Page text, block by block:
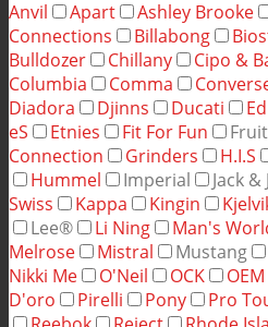
Anvil
Apart Ashley Brooke
Connections
Billabong
Bulldozer
Chillany Cipo &
Columbia
Comma
Diadora
Djinns Ducati
eS
Etnies Fit For Fun
Connection
Grinders H.I.S
Hummel
Imperial Jack &
Swiss
Kappa Kingin
Lee®
Li Ning Man's
Melrose
Mistral Mustang
Nikki Me
O'Neil OCK OEM
D'oro
Pirelli Pony Pro